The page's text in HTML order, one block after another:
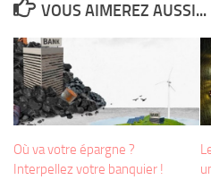
VOUS AIMEREZ AUSSI...
Où va votre épargne ?
Interpellez votre banquier !